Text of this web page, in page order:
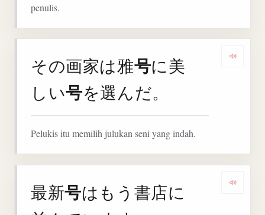
penulis.
その画家は雅号に美
しい号を選んだ。
Pelukis itu memilih julukan seni yang indah.
最新号はもう書店に